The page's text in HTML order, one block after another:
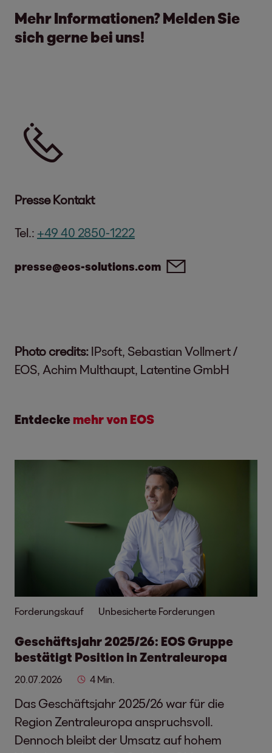
Mehr Informationen? Melden Sie
sich gerne bei uns!
Tel.
Presse Kontakt
Tel.: +49 40 2850-1222
presse@eos-solutions.com
Photo credits: IPsoft, Sebastian Vollmert /
EOS, Achim Multhaupt, Latentine GmbH
Entdecke mehr von EOS
Forderungskauf Unbesicherte Forderungen
Geschäftsjahr 2025/26: EOS Gruppe
bestätigt Position in Zentraleuropa
20.07.2026 4 Min.
Das Geschäftsjahr 2025/26 war für die
Region Zentraleuropa anspruchsvoll.
Dennoch bleibt der Umsatz auf hohem